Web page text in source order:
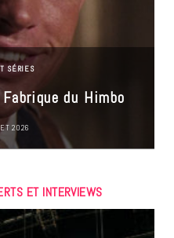
SÉRIES
du Himbo
2026
ET INTERVIEWS